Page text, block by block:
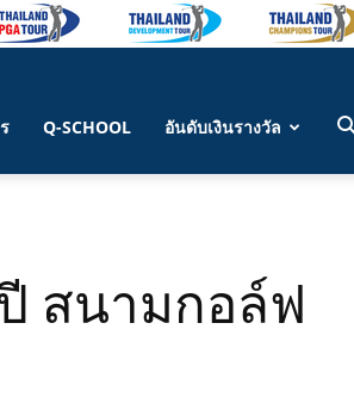
Q-SCHOOL อันดับเงินรางวัล
สนามกอล์ฟ